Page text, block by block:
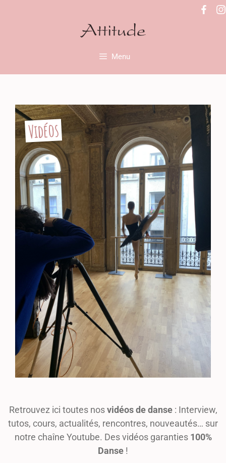
Menu
Vidéos
Retrouvez ici toutes nosvidéos de danse: Interview,
tutos, cours, actualités, rencontres, nouveautés… sur
notre chaîne Youtube. Des vidéos garanties 100%
Danse !